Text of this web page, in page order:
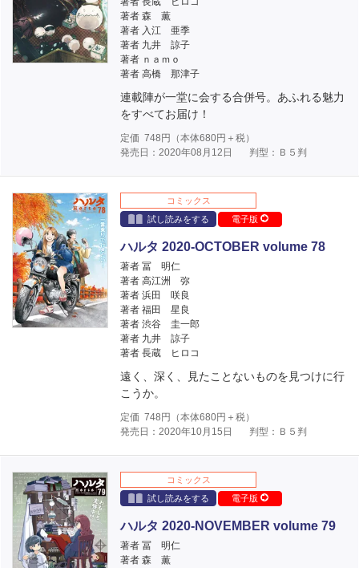
著者 森 薫
著者 入江 亜季
著者 九井 諒子
著者 ｎａｍｏ
著者 高橋 那津子
連載陣が一堂に会する合併号。あふれる魅力
をすべてお届け！
定価 748 円（本体680円＋税）
発売日：2020年08月12日
判型：Ｂ５判
コミックス
試し読みをする
電子版
ハルタ 2020-OCTOBER volume 78
著者 冨 明仁
著者 高江洲 弥
著者 浜田 咲良
著者 福田 星良
著者 渋谷 圭一郎
著者 九井 諒子
著者 長蔵 ヒロコ
遠く、深く、見たことないものを見つけに行
こうか。
定価 748 円（本体680円＋税）
発売日：2020年10月15日
判型：Ｂ５判
コミックス
試し読みをする
電子版
ハルタ 2020-NOVEMBER volume 79
著者 冨 明仁
著者 森 薫